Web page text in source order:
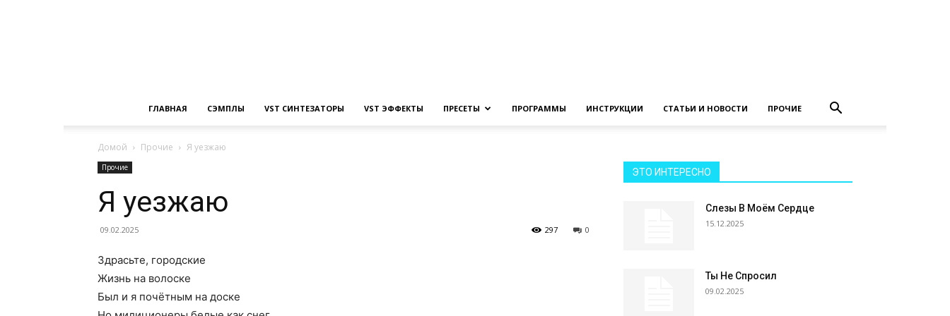
ГЛАВНАЯ СЭМПЛЫ VST СИНТЕЗАТОРЫ VST ЭФФЕКТЫ ПРЕСЕТЫ ПРОГРАММЫ ИНСТРУКЦИИ СТАТЬИ И НОВОСТИ ПРОЧИЕ
Домой Прочие Я уезжаю
Прочие
Я уезжаю
09.02.2025 0
297
Здрасьте, городские
Жизнь на волоске
Был и я почётным на доске
ЭТО ИНТЕРЕСНО
Слезы В Моём Сердце
15.12.2025
Ты Не Спросил
09.02.2025